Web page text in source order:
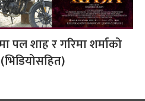
पल शाह र गरिमा शर्माको